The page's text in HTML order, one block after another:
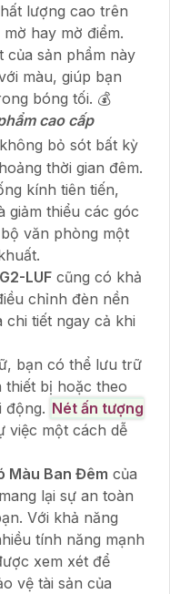
lượng cao trên
hay mờ điểm.
của sản phẩm này
màu, giúp bạn
bóng tối. 💰
cao cấp
bỏ sót bất kỳ
thời gian đêm.
kính tiên tiến,
thiểu các góc
văn phòng một
LUF cũng có khả
chỉnh đèn nền
tiết ngay cả khi
bạn có thể lưu trữ
bị hoặc theo
động. Nét ấn tượng
việc một cách dễ
Màu Ban Đêm của
mang lại sự an toàn
Với khả năng
tính năng mạnh
xem xét để
vệ tài sản của